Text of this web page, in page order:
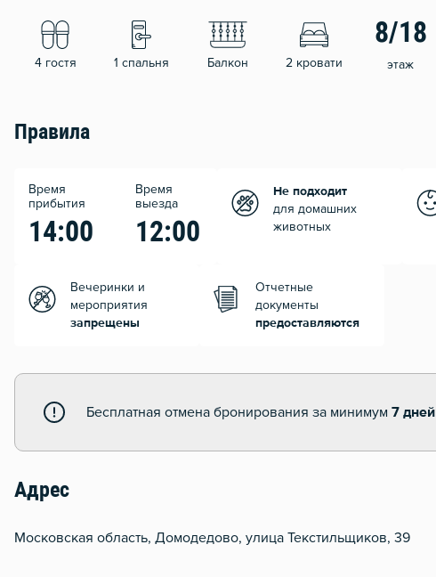
4 гостя 1 спальня Балкон 2 кровати
8/18
этаж
Правила
Время
прибытия
14:00
Время
выезда
12:00
Не подходит
для домашних
животных
Вечеринки и
мероприятия
запрещены
Отчетные
документы
предоставляются
Бесплатная отмена бронирования за минимум 7 дней
Адрес
Московская область, Домодедово, улица Текстильщиков, 39